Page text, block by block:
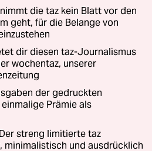
die taz kein Blatt vor den
geht, für die Belange von
dir diesen taz-Journalismus
wochentaz, unserer
der gedruckten
Prämie als
streng limitierte taz
minimalistisch und ausdrücklich